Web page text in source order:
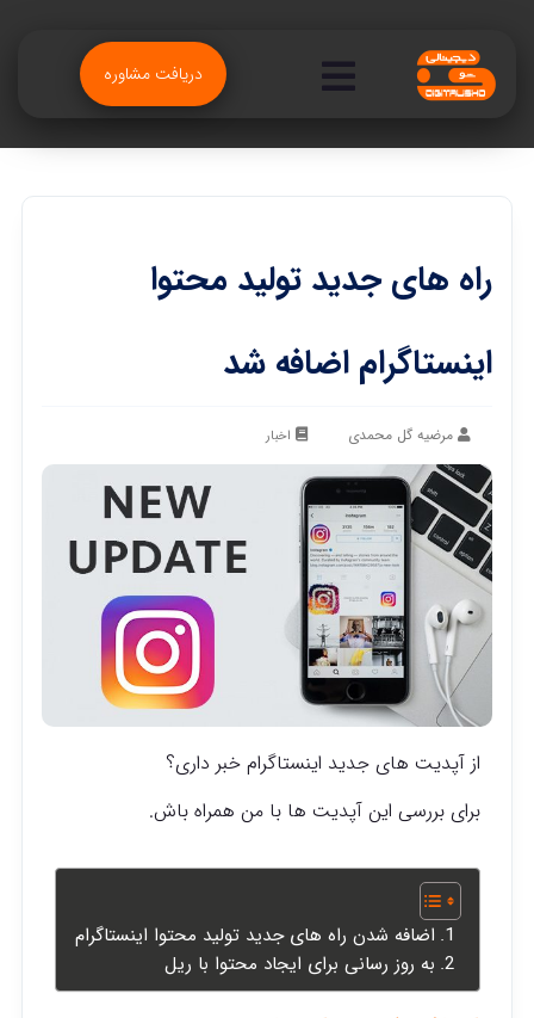
دریافت مشاوره
راه های جدید تولید محتوا
اینستاگرام اضافه شد
مرضیه گل محمدی اخبار
از آپدیت های جدید اینستاگرام خبر داری؟
برای بررسی این آپدیت ها با من همراه باش.
اضافه شدن راه های جدید تولید محتوا اینستاگرام
به روز رسانی برای ایجاد محتوا با ریل